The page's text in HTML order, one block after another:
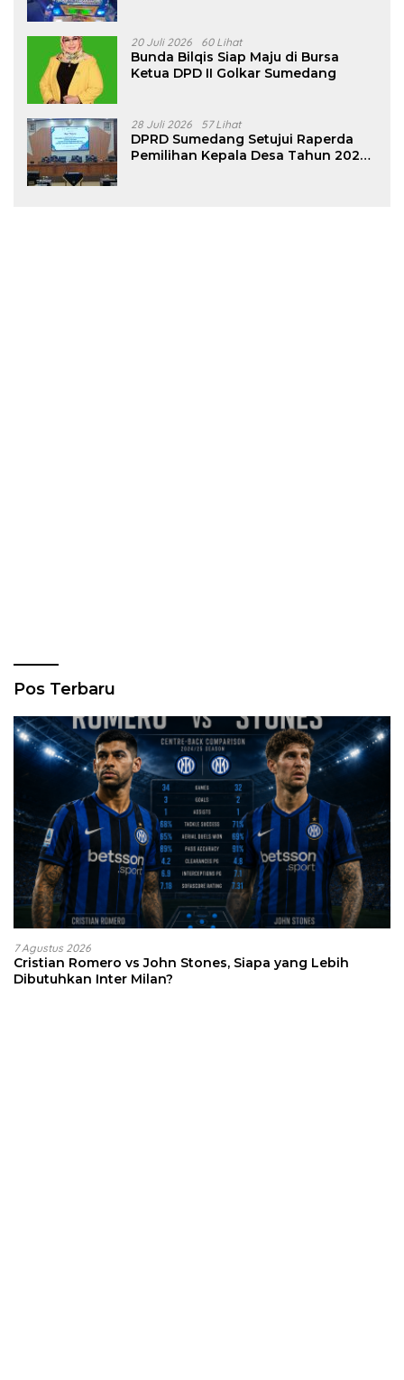
20 Juli 2026 60 Lihat
Bunda Bilqis Siap Maju di Bursa
Ketua DPD II Golkar Sumedang
28 Juli 2026 57 Lihat
DPRD Sumedang Setujui Raperda
Pemilihan Kepala Desa Tahun 2026
Pos Terbaru
7 Agustus 2026
Cristian Romero vs John Stones, Siapa yang Lebih
Dibutuhkan Inter Milan?